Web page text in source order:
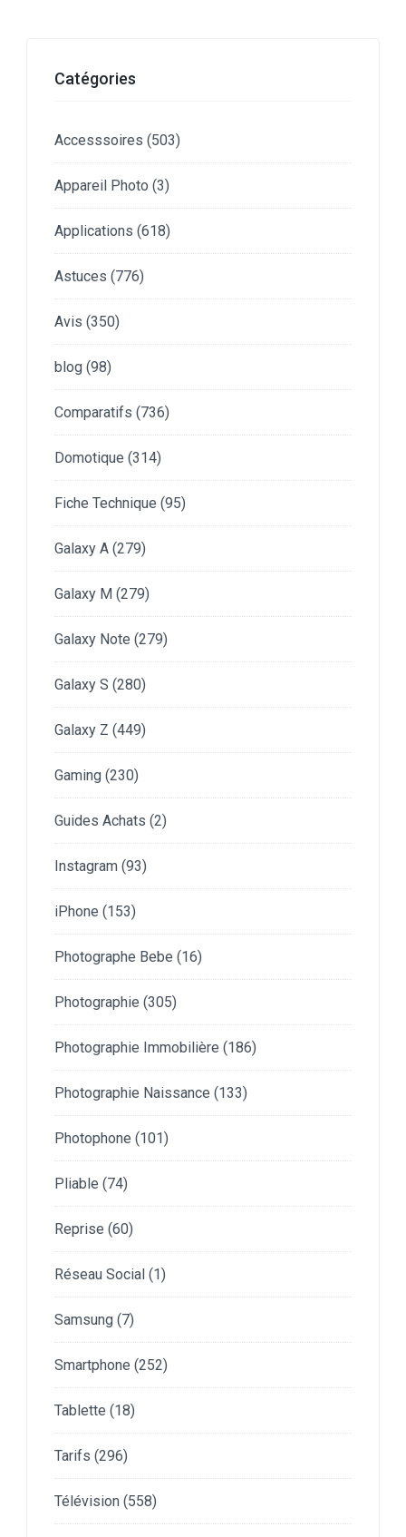
Catégories
Accesssoires (503)
Appareil Photo (3)
Applications (618)
Astuces (776)
Avis (350)
blog (98)
Comparatifs (736)
Domotique (314)
Fiche Technique (95)
Galaxy A (279)
Galaxy M (279)
Galaxy Note (279)
Galaxy S (280)
Galaxy Z (449)
Gaming (230)
Guides Achats (2)
Instagram (93)
iPhone (153)
Photographe Bebe (16)
Photographie (305)
Photographie Immobilière (186)
Photographie Naissance (133)
Photophone (101)
Pliable (74)
Reprise (60)
Réseau Social (1)
Samsung (7)
Smartphone (252)
Tablette (18)
Tarifs (296)
Télévision (558)